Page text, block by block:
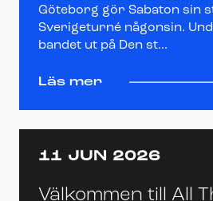
Göteborg gör Sabaton sin
Sverigeturné någonsin.
bandet ut på Den st...
Läs mer
11 JUN 2026
Välkommen till All